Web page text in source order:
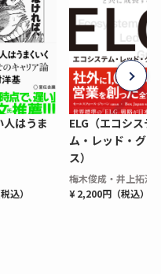
はうま
込）
ELG（エコシステ
ム・レッド・グロ
ス）
梅木俊成・井上拓海
¥ 2,200円（税込）